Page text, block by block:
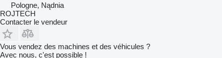
Pologne, Nądnia
ROJTECH
Contacter le vendeur
Vous vendez des machines et des véhicules ?
Avec nous, c'est possible !